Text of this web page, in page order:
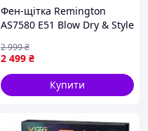
Фен-щітка Remington
AS7580 E51 Blow Dry & Style
2 499 ₴
2 999₴
Купити